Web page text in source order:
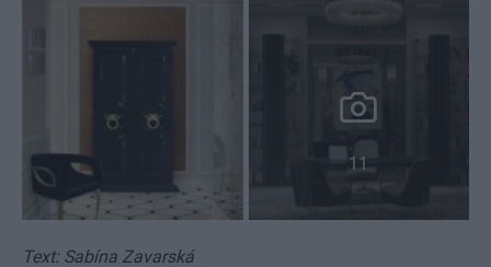
11
Text: Sabína Zavarská